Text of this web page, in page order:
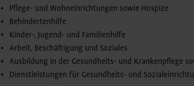
Pflege- und Wohneinrichtungen sowie Hospize
Behindertenhilfe
Kinder-, Jugend- und Familienhilfe
Arbeit, Beschäftigung und Soziales
Ausbildung in der Gesundheits- und Krankenpflege
Dienstleistungen für Gesundheits- und